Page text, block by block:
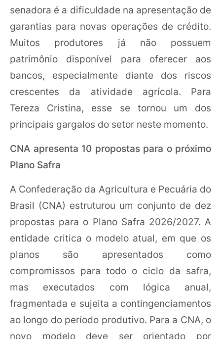
senadora é a dificuldade na apresentação de
garantias para novas operações de crédito.
Muitos produtores já não possuem
patrimônio disponível para oferecer aos
bancos, especialmente diante dos riscos
crescentes da atividade agrícola. Para
Tereza Cristina, esse se tornou um dos
principais gargalos do setor neste momento.
CNA apresenta 10 propostas para o próximo
Plano Safra
A Confederação da Agricultura e Pecuária do
Brasil (CNA) estruturou um conjunto de dez
propostas para o Plano Safra 2026/2027. A
entidade critica o modelo atual, em que os
planos são apresentados como
compromissos para todo o ciclo da safra,
mas executados com lógica anual,
fragmentada e sujeita a contingenciamentos
ao longo do período produtivo. Para a CNA, o
novo modelo deve ser orientado por